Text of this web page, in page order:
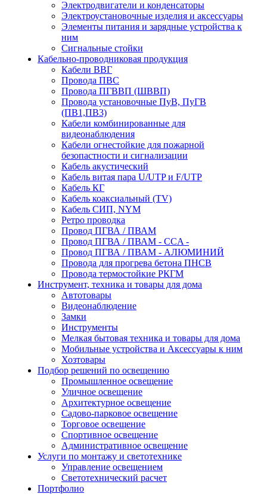
Электродвигатели и конденсаторы
Электроустановочные изделия и аксессуары
Элементы питания и зарядные устройства к
ним
Сигнальные стойки
Кабельно-проводниковая продукция
Кабели ВВГ
Провода ПВС
Провода ПГВВП (ШВВП)
Провода установочные ПуВ, ПуГВ
(ПВ1,ПВ3)
Кабели комбинированные для
видеонаблюдения
Кабели огнестойкие для пожарной
безопастности и сигнализации
Кабель акустический
Кабель витая пара U/UTP и F/UTP
Кабель КГ
Кабель коаксиальный (TV)
Кабель СИП, NYM
Ретро проводка
Провод ПГВА / ПВАМ
Провод ПГВА / ПВАМ - CCA -
Провод ПГВА / ПВАМ - АЛЮМИНИЙ
Провода для прогрева бетона ПНСВ
Провода термостойкие РКГМ
Инструмент, техника и товары для дома
Автотовары
Видеонаблюдение
Замки
Инструменты
Мелкая бытовая техника и товары для дома
Мобильные устройства и Аксессуары к ним
Хозтовары
Подбор решений по освещению
Промышленное освещение
Уличное освещение
Архитектурное освещение
Садово-парковое освещение
Торговое освещение
Спортивное освещение
Административное освещение
Услуги по монтажу и светотехнике
Управление освещением
Светотехнический расчет
Портфолио